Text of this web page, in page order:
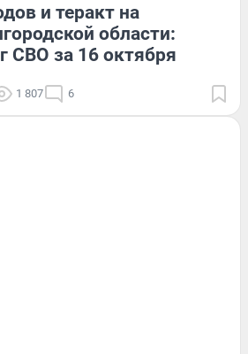
и теракт на
области:
СВО за 16 октября
1 807 6